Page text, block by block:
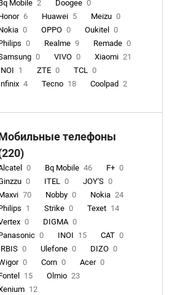
Mobile 2 Doogee 0
6 Huawei 5 Meizu 0
0 OPPO 0 Oukitel
0
0 Realme 9 Remade 0
0 VIVO 0 Xiaomi 21
1 ZTE 0 TCL 0
4 Tecno 18 Coolpad 2
телефоны
0 Bq Mobile 46 F+ 0
0 ITEL 0 JOY'S 0
70 Nobby 0 Nokia 24
1 Strike 0 Texet 14
0 DIGMA 0
0 INOI 15 CAT 0
0 Ulefone 0 DIZO 0
0 Corn 0 Acer 0
15 Olmio 23
12